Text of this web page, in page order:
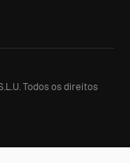
Todos os direitos